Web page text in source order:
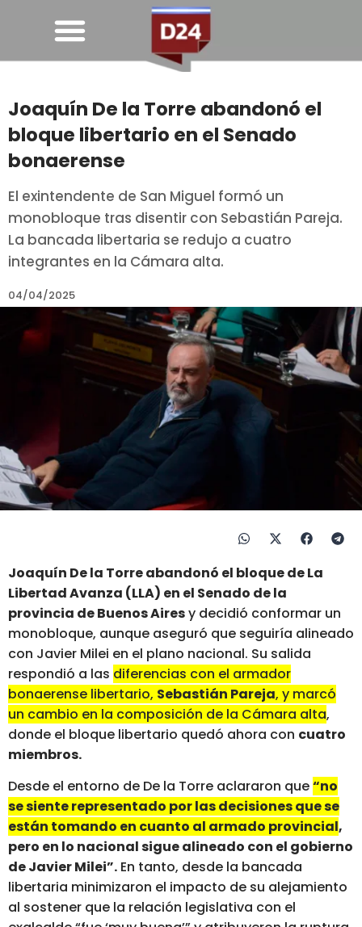
Joaquín De la Torre abandonó el
bloque libertario en el Senado
bonaerense
El exintendente de San Miguel formó un
monobloque tras disentir con Sebastián Pareja.
La bancada libertaria se redujo a cuatro
integrantes en la Cámara alta.
04/04/2025
Joaquín De la Torre abandonó el bloque de La
Libertad Avanza (LLA) en el Senado de la
provincia de Buenos Airesy decidió conformar un
monobloque, aunque aseguró que seguiría alineado
con Javier Milei en el plano nacional. Su salida
respondió a las diferencias con el armador
bonaerense libertario, Sebastián Pareja, y marcó
un cambio en la composición de la Cámara alta,
donde el bloque libertario quedó ahora con cuatro
miembros.
Desde el entorno de De la Torre aclararon que“no
se siente representado por las decisiones que se
están tomando en cuanto al armado provincial,
pero en lo nacional sigue alineado con el gobierno
de Javier Milei”. En tanto, desde la bancada
libertaria minimizaron el impacto de su alejamiento
al sostener que la relación legislativa con el